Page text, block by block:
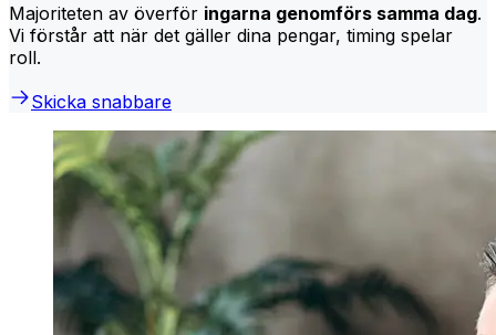
Majoriteten av överför ingarna genomförs samma dag.
Vi förstår att när det gäller dina pengar, timing spelar
roll.
Skicka snabbare